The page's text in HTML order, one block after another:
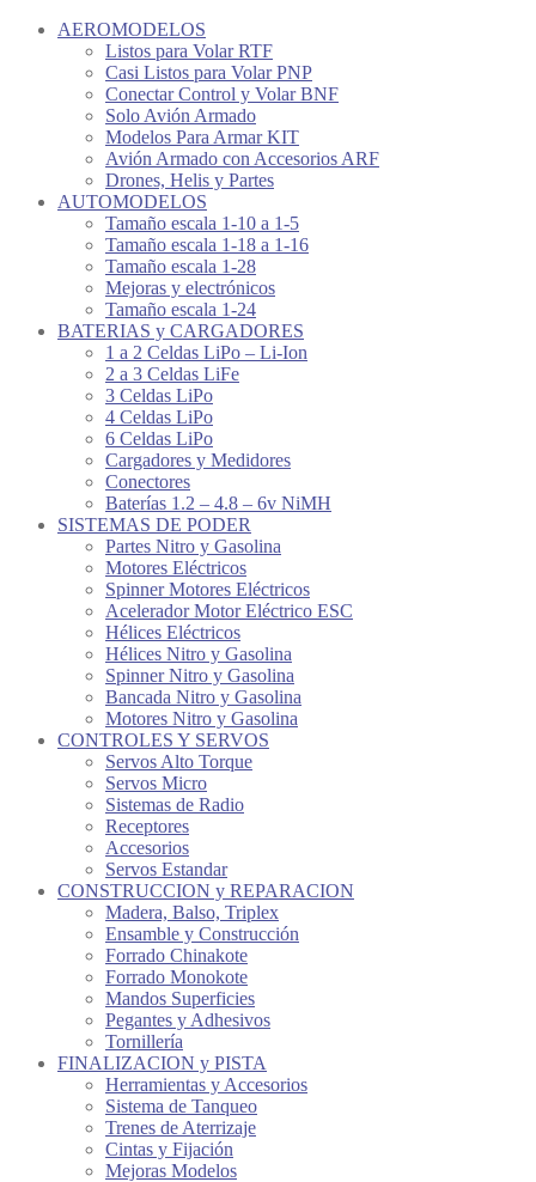
AEROMODELOS
Listos para Volar RTF
Casi Listos para Volar PNP
Conectar Control y Volar BNF
Solo Avión Armado
Modelos Para Armar KIT
Avión Armado con Accesorios ARF
Drones, Helis y Partes
AUTOMODELOS
Tamaño escala 1-10 a 1-5
Tamaño escala 1-18 a 1-16
Tamaño escala 1-28
Mejoras y electrónicos
Tamaño escala 1-24
BATERIAS y CARGADORES
1 a 2 Celdas LiPo – Li-Ion
2 a 3 Celdas LiFe
3 Celdas LiPo
4 Celdas LiPo
6 Celdas LiPo
Cargadores y Medidores
Conectores
Baterías 1.2 – 4.8 – 6v NiMH
SISTEMAS DE PODER
Partes Nitro y Gasolina
Motores Eléctricos
Spinner Motores Eléctricos
Acelerador Motor Eléctrico ESC
Hélices Eléctricos
Hélices Nitro y Gasolina
Spinner Nitro y Gasolina
Bancada Nitro y Gasolina
Motores Nitro y Gasolina
CONTROLES Y SERVOS
Servos Alto Torque
Servos Micro
Sistemas de Radio
Receptores
Accesorios
Servos Estandar
CONSTRUCCION y REPARACION
Madera, Balso, Triplex
Ensamble y Construcción
Forrado Chinakote
Forrado Monokote
Mandos Superficies
Pegantes y Adhesivos
Tornillería
FINALIZACION y PISTA
Herramientas y Accesorios
Sistema de Tanqueo
Trenes de Aterrizaje
Cintas y Fijación
Mejoras Modelos